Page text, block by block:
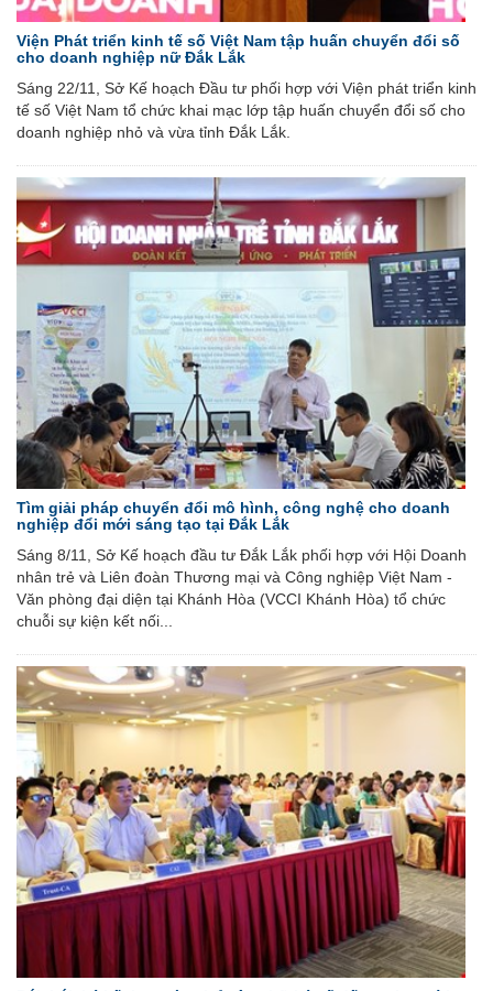
Viện Phát triển kinh tế số Việt Nam tập huấn chuyển đổi số
cho doanh nghiệp nữ Đắk Lắk
Sáng 22/11, Sở Kế hoạch Đầu tư phối hợp với Viện phát triển kinh
tế số Việt Nam tổ chức khai mạc lớp tập huấn chuyển đổi số cho
doanh nghiệp nhỏ và vừa tỉnh Đắk Lắk.
Tìm giải pháp chuyển đổi mô hình, công nghệ cho doanh
nghiệp đổi mới sáng tạo tại Đắk Lắk
Sáng 8/11, Sở Kế hoạch đầu tư Đắk Lắk phối hợp với Hội Doanh
nhân trẻ và Liên đoàn Thương mại và Công nghiệp Việt Nam -
Văn phòng đại diện tại Khánh Hòa (VCCI Khánh Hòa) tổ chức
chuỗi sự kiện kết nối...